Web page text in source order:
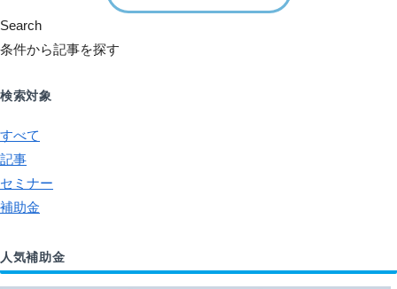
Search
条件から記事を探す
検索対象
すべて
記事
セミナー
補助金
人気補助金